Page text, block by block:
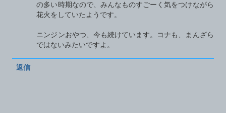
の多い時期なので、みんなものすごーく気をつけながら
花火をしていたようです。
ニンジンおやつ、今も続けています。コナも、まんざら
ではないみたいですよ。
返信